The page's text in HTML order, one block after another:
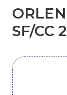
SF/CC